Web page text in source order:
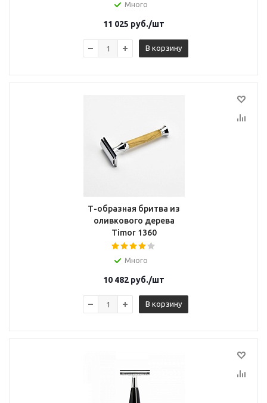
Много
11 025 руб./шт
В корзину
Т-образная бритва из
оливкового дерева
Timor 1360
Много
10 482 руб./шт
В корзину